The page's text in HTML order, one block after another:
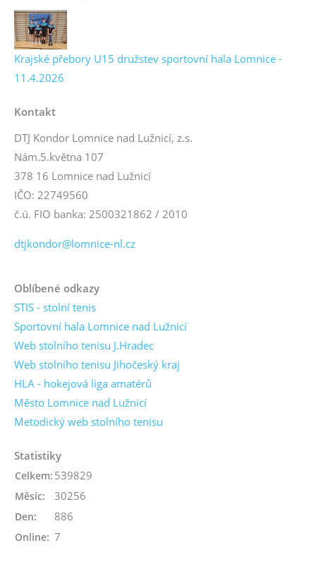
Krajské přebory U15 družstev sportovní hala Lomnice -
11.4.2026
Kontakt
DTJ Kondor Lomnice nad Lužnicí, z.s.
Nám.5.května 107
378 16 Lomnice nad Lužnicí
IČO: 22749560
č.ú. FIO banka: 2500321862 / 2010
dtjkondor@lomnice-nl.cz
Oblíbené odkazy
STIS - stolní tenis
Sportovní hala Lomnice nad Lužnicí
Web stolního tenisu J.Hradec
Web stolního tenisu Jihočeský kraj
HLA - hokejová liga amatérů
Město Lomnice nad Lužnicí
Metodický web stolního tenisu
Statistiky
Online: 7
Celkem: 539829
Měsíc: 30256
Den: 886